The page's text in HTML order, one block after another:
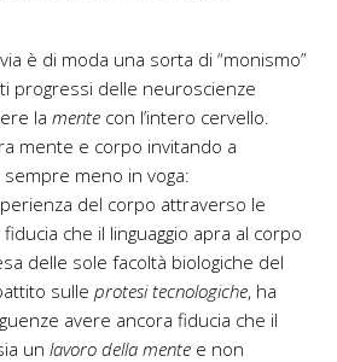
è di moda una sorta di “monismo”
progressi delle neuroscienze
la mente con l’intero cervello.
mente e corpo invitando a
meno in voga:
del corpo attraverso le
che il linguaggio apra al corpo
delle sole facoltà biologiche del
sulle protesi tecnologiche, ha
avere ancora fiducia che il
un lavoro della mente e non